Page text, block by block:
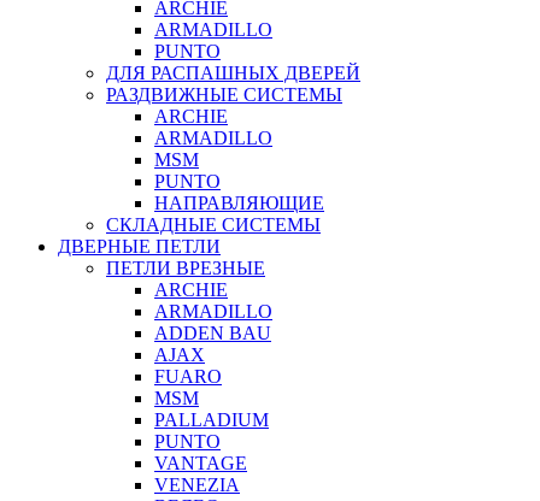
ARCHIE
ARMADILLO
PUNTO
ДЛЯ РАСПАШНЫХ ДВЕРЕЙ
РАЗДВИЖНЫЕ СИСТЕМЫ
ARCHIE
ARMADILLO
MSM
PUNTO
НАПРАВЛЯЮЩИЕ
СКЛАДНЫЕ СИСТЕМЫ
ДВЕРНЫЕ ПЕТЛИ
ПЕТЛИ ВРЕЗНЫЕ
ARCHIE
ARMADILLO
ADDEN BAU
AJAX
FUARO
MSM
PALLADIUM
PUNTO
VANTAGE
VENEZIA